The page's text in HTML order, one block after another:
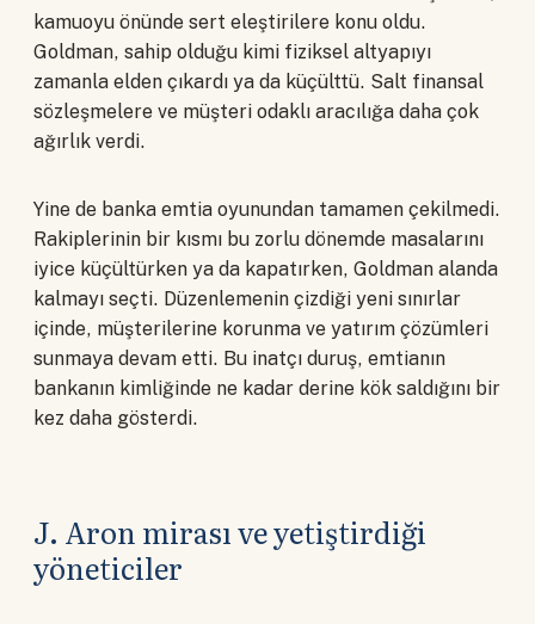
kamuoyu önünde sert eleştirilere konu oldu.
Goldman, sahip olduğu kimi fiziksel altyapıyı
zamanla elden çıkardı ya da küçülttü. Salt finansal
sözleşmelere ve müşteri odaklı aracılığa daha çok
ağırlık verdi.
Yine de banka emtia oyunundan tamamen çekilmedi.
Rakiplerinin bir kısmı bu zorlu dönemde masalarını
iyice küçültürken ya da kapatırken, Goldman alanda
kalmayı seçti. Düzenlemenin çizdiği yeni sınırlar
içinde, müşterilerine korunma ve yatırım çözümleri
sunmaya devam etti. Bu inatçı duruş, emtianın
bankanın kimliğinde ne kadar derine kök saldığını bir
kez daha gösterdi.
J. Aron mirası ve yetiştirdiği
yöneticiler